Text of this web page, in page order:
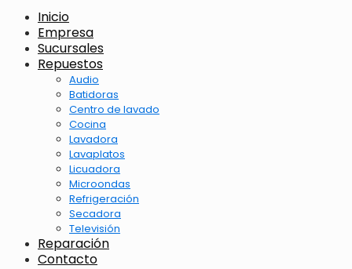
Inicio
Empresa
Sucursales
Repuestos
Audio
Batidoras
Centro de lavado
Cocina
Lavadora
Lavaplatos
Licuadora
Microondas
Refrigeración
Secadora
Televisión
Reparación
Contacto